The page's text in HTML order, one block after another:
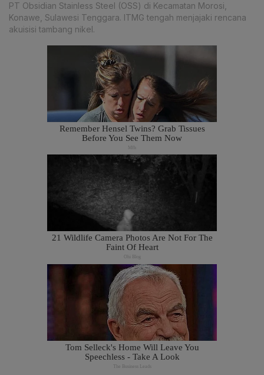
PT Obsidian Stainless Steel (OSS) di Kecamatan Morosi,
Konawe, Sulawesi Tenggara. ITMG tengah menjajaki rencana
akuisisi tambang nikel.